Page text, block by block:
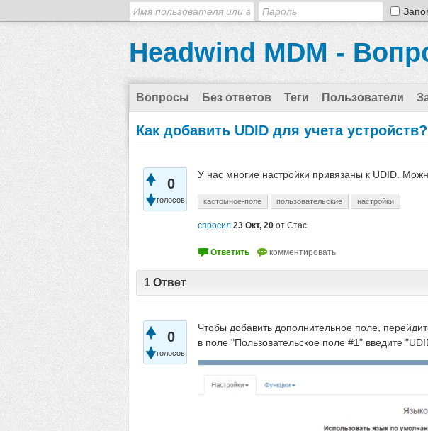
Headwind MDM -
Вопросы Без ответов Теги Пользователи
Как добавить UDID для учета устройств?
0
голосов
У нас многие настройки привязаны к UDID.
кастомное-поле пользовательские настройки
спросил 23 Окт, 20 от Стас
1 Ответ
0
голосов
Чтобы добавить дополнительное поле,
в поле "Пользовательское поле #1" введите